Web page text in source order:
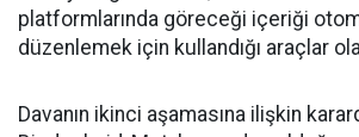
platformlarında göreceği içeriği
düzenlemek için kullandığı araçlar
Davanın ikinci aşamasına ilişkin